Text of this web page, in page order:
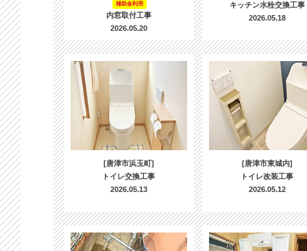
補助金利用
内窓取付工事
2026.05.20
キッチン水栓交換工事
2026.05.18
[唐津市浜玉町]
トイレ交換工事
2026.05.13
[唐津市東城内]
トイレ改装工事
2026.05.12